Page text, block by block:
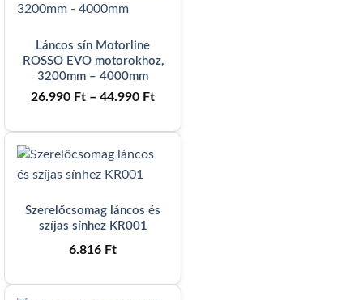
Láncos sín Motorline
ROSSO EVO motorokhoz,
3200mm – 4000mm
26.990 Ft – 44.990 FtÁrtartomány:
44.990 Ft
Szerelőcsomag láncos és
szíjas sínhez KR001
6.816 Ft